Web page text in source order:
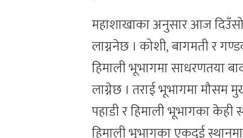
महाशाखाका अनुसार आज
लाग्ननेछ । कोशी, बागमती र
हिमाली भूभागमा साधरणतया
लाग्नेछ । तराई भूभागमा मौसम
पहाडी र हिमाली भूभागका केही
हिमाली भूभागका एकदुई